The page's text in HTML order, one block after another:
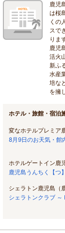
鹿児
は桜
くの
スで
りま
鹿児
活火
新ふ
水産
培な
を擁
ホテル・旅館・宿泊
変なホテルプレミア
8月9日のお天気・館
ホテルゲートイン鹿
鹿児島うんちく【つ
シェラトン鹿児島（
シェラトンクラブ